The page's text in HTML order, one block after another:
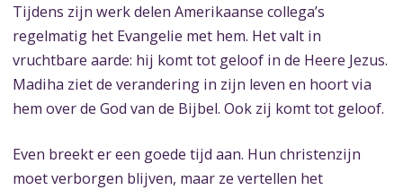
Tijdens zijn werk delen Amerikaanse collega’s
regelmatig het Evangelie met hem. Het valt in
vruchtbare aarde: hij komt tot geloof in de Heere Jezus.
Madiha ziet de verandering in zijn leven en hoort via
hem over de God van de Bijbel. Ook zij komt tot geloof.
Even breekt er een goede tijd aan. Hun christenzijn
moet verborgen blijven, maar ze vertellen het